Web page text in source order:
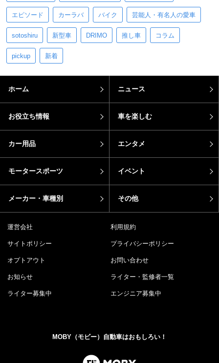
エピソード カーラバ バイク 芸能人・有名人の愛車
sotoshiru 新型車 DRIMO 推し車 コラム
pickup 新着
ホーム ニュース
お役立ち情報 車を楽しむ
カー用品 エンタメ
モータースポーツ イベント
メーカー・車種別 その他
運営会社 利用規約
サイトポリシー プライバシーポリシー
オプトアウト お問い合わせ
お知らせ ライター・監修者一覧
ライター募集中 エンジニア募集中
MOBY（モビー）自動車はおもしろい！